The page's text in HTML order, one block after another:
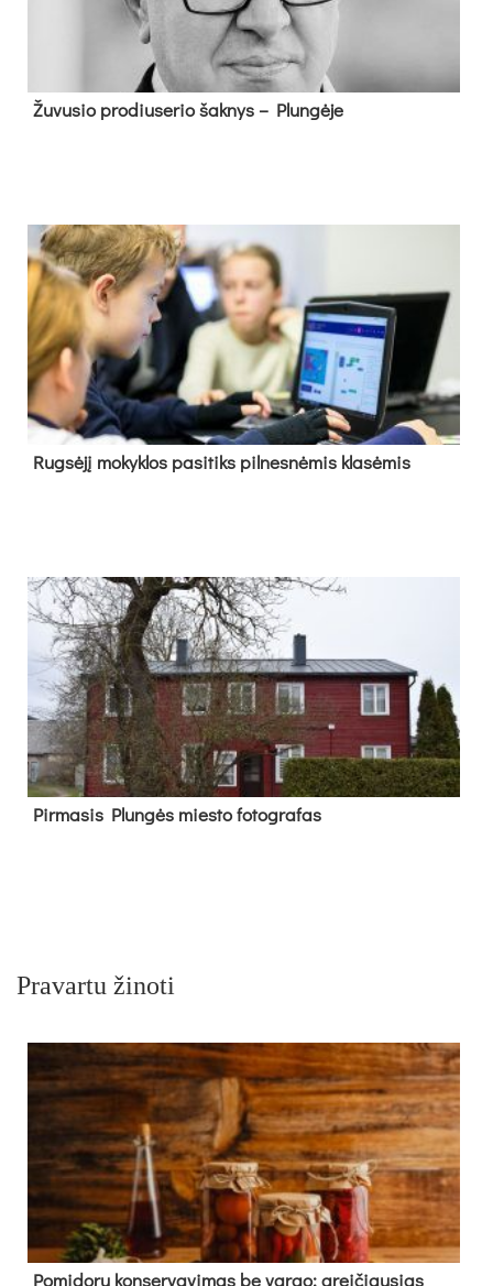
Žu­vu­sio pro­diu­se­rio šak­nys – Plun­gė­je
Rug­sė­jį mo­kyk­los pa­si­tiks pil­nes­nė­mis kla­sė­mis
Pir­ma­sis Plun­gės mies­to fo­tog­ra­fas
Pravartu žinoti
Pomidorų konservavimas be vargo: greičiausias